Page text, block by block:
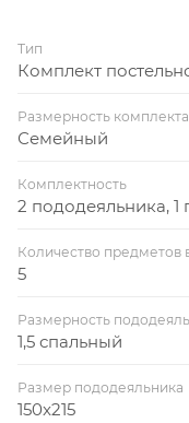
Тип
Комплект
Размерность комплекта
Семейный
Комплектность
2 пододеяльника, 1
Количество предметов
5
Размерность
1,5 спальный
Размер пододеяльника
150x215